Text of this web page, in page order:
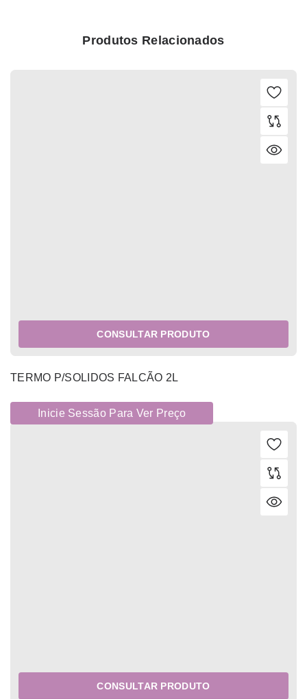
Produtos Relacionados
CONSULTAR PRODUTO
TERMO P/SOLIDOS FALCÃO 2L
Inicie Sessão Para Ver Preço
CONSULTAR PRODUTO